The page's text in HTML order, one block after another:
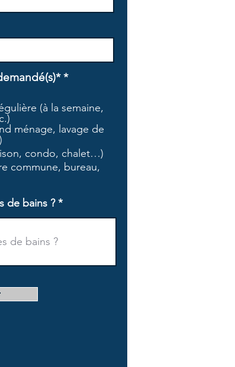
*O
i
a
o
i
(à la semaine,
ménage, lavage de
condo, chalet…)
commune, bureau,
de bains ?